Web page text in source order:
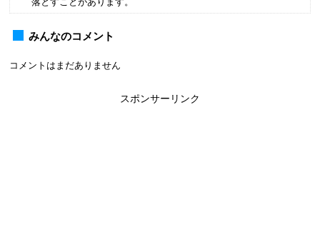
みんなのコメント
コメントはまだありません
スポンサーリンク